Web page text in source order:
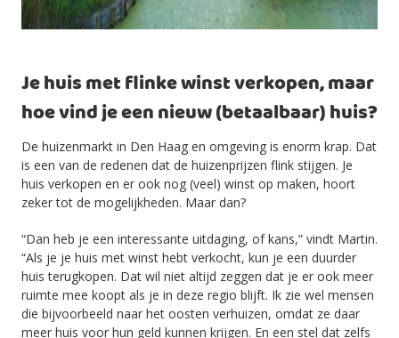
Je huis met flinke winst verkopen, maar
hoe vind je een nieuw (betaalbaar) huis?
De huizenmarkt in Den Haag en omgeving is enorm krap. Dat
is een van de redenen dat de huizenprijzen flink stijgen. Je
huis verkopen en er ook nog (veel) winst op maken, hoort
zeker tot de mogelijkheden. Maar dan?
“Dan heb je een interessante uitdaging, of kans,” vindt Martin.
“Als je je huis met winst hebt verkocht, kun je een duurder
huis terugkopen. Dat wil niet altijd zeggen dat je er ook meer
ruimte mee koopt als je in deze regio blijft. Ik zie wel mensen
die bijvoorbeeld naar het oosten verhuizen, omdat ze daar
meer huis voor hun geld kunnen krijgen. En een stel dat zelfs